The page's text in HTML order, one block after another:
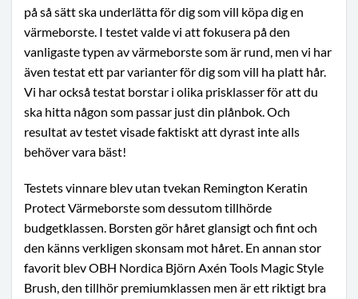
på så sätt ska underlätta för dig som vill köpa dig en
värmeborste. I testet valde vi att fokusera på den
vanligaste typen av värmeborste som är rund, men vi har
även testat ett par varianter för dig som vill ha platt hår.
Vi har också testat borstar i olika prisklasser för att du
ska hitta någon som passar just din plånbok. Och
resultat av testet visade faktiskt att dyrast inte alls
behöver vara bäst!
Testets vinnare blev utan tvekan Remington Keratin
Protect Värmeborste som dessutom tillhörde
budgetklassen. Borsten gör håret glansigt och fint och
den känns verkligen skonsam mot håret. En annan stor
favorit blev OBH Nordica Björn Axén Tools Magic Style
Brush, den tillhör premiumklassen men är ett riktigt bra